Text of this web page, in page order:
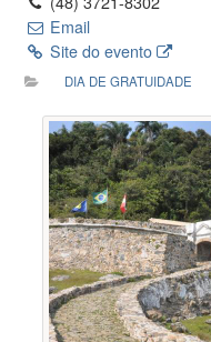
Email
Site do evento
DIA DE GRATUIDADE